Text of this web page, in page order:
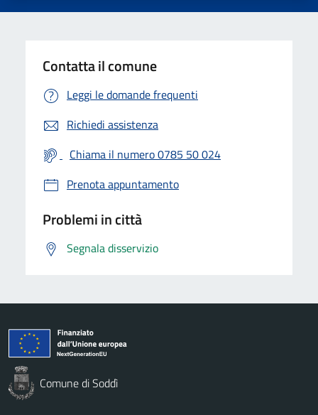
Contatta il comune
Leggi le domande frequenti
Richiedi assistenza
Chiama il numero 0785 50 024
Prenota appuntamento
Problemi in città
Segnala disservizio
Comune di Soddì